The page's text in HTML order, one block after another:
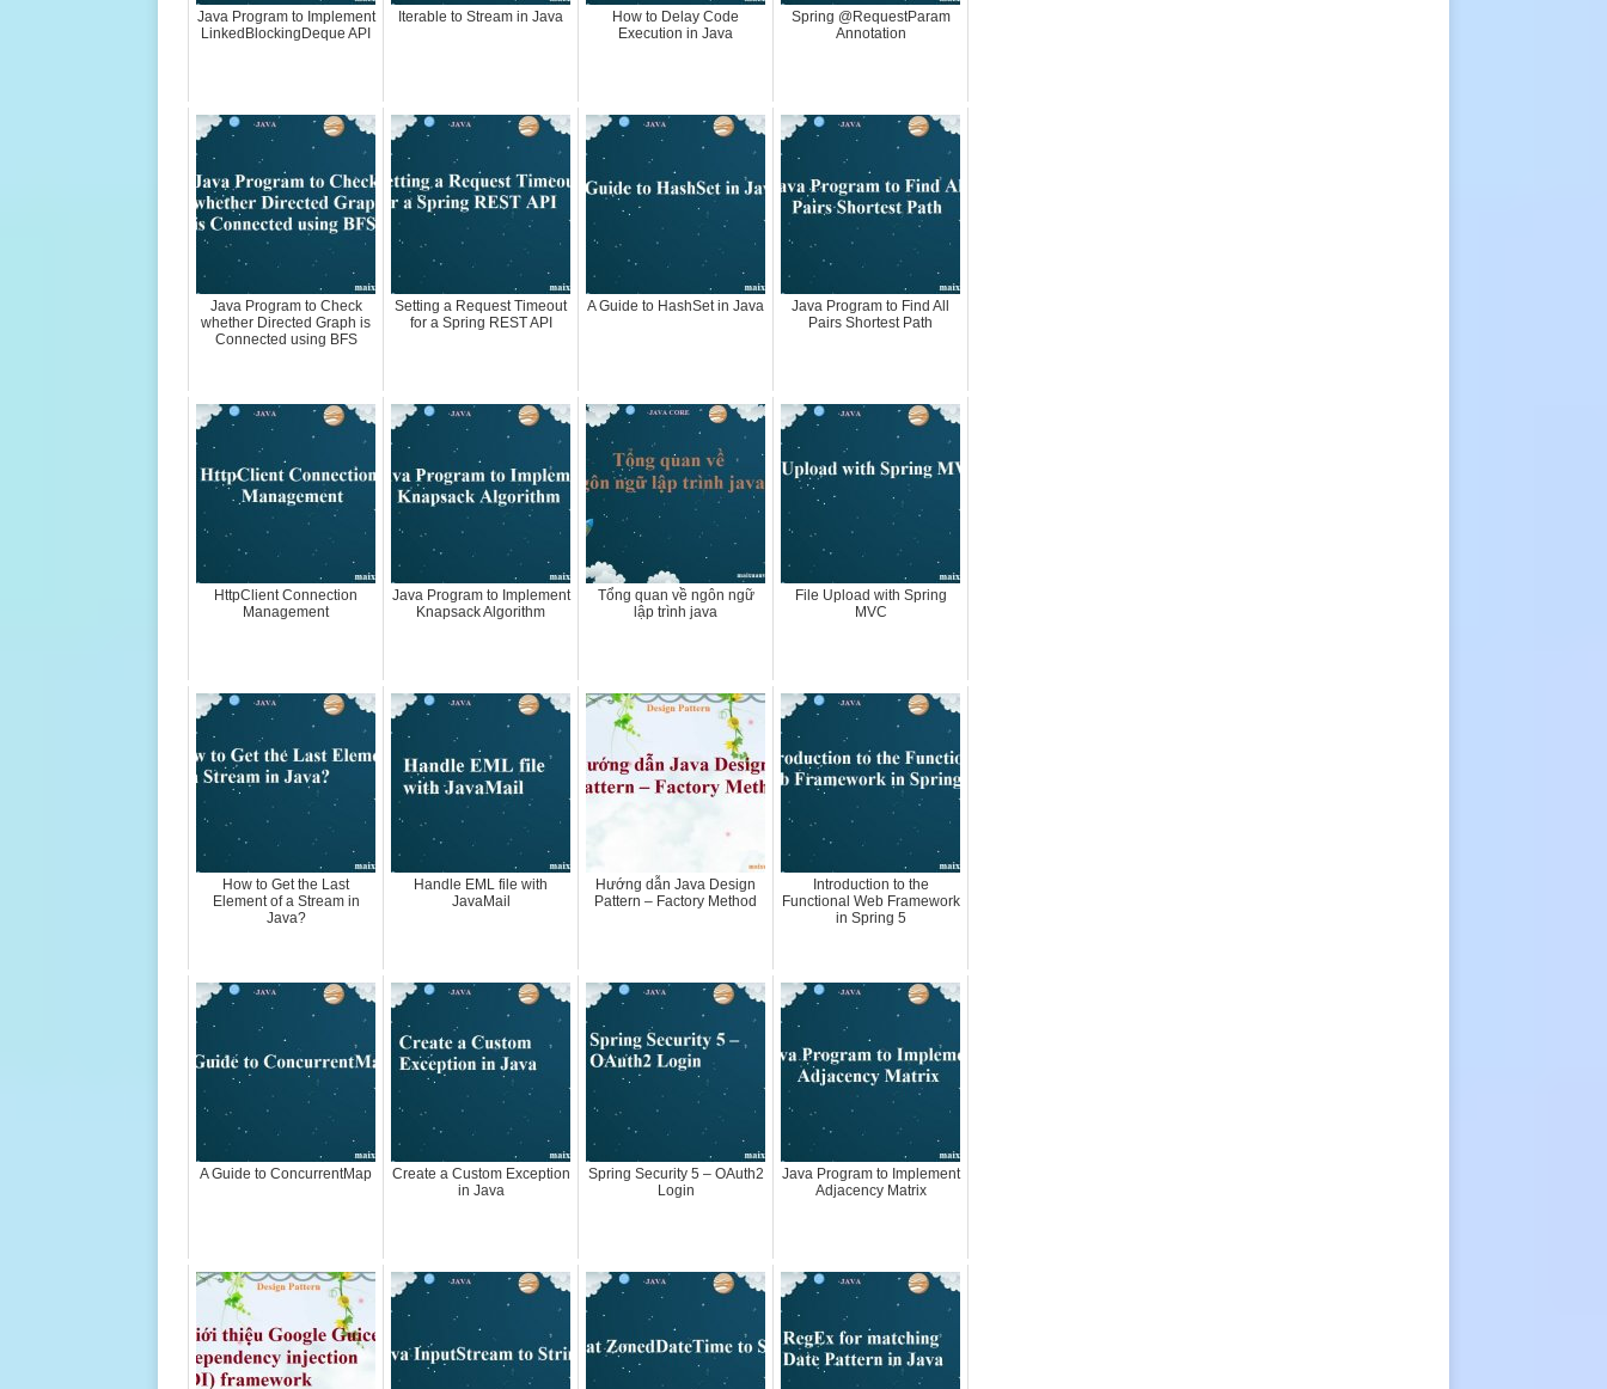
Java Program to Implement
LinkedBlockingDeque API
Iterable to Stream in Java
How to Delay Code
Execution in Java
Spring @RequestParam
Annotation
Java Program to Check
whether Directed Graph is
Connected using BFS
Setting a Request Timeout
for a Spring REST API
A Guide to HashSet in Java
Java Program to Find All
Pairs Shortest Path
HttpClient Connection
Management
Java Program to Implement
Knapsack Algorithm
Tổng quan về ngôn ngữ
lập trình java
File Upload with Spring
MVC
How to Get the Last
Element of a Stream in
Java?
Handle EML file with
JavaMail
Hướng dẫn Java Design
Pattern – Factory Method
Introduction to the
Functional Web Framework
in Spring 5
A Guide to ConcurrentMap
Create a Custom Exception
in Java
Spring Security 5 – OAuth2
Login
Java Program to Implement
Adjacency Matrix